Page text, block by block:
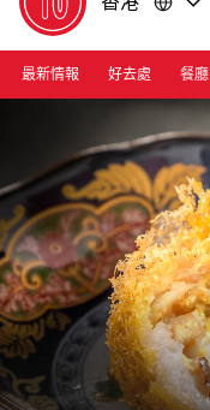
香港
最新情報 好去處 餐廳